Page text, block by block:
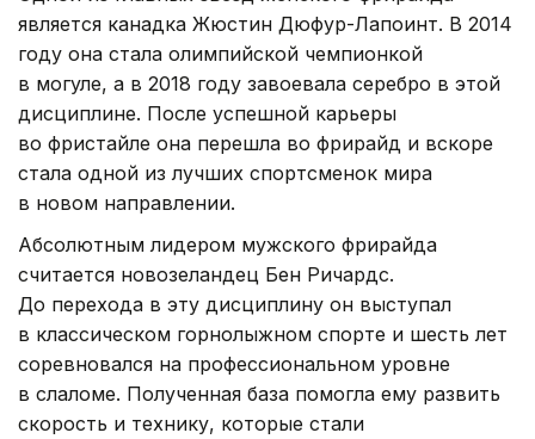
является канадка Жюстин Дюфур-Лапоинт. В 2014
году она стала олимпийской чемпионкой
в могуле, а в 2018 году завоевала серебро в этой
дисциплине. После успешной карьеры
во фристайле она перешла во фрирайд и вскоре
стала одной из лучших спортсменок мира
в новом направлении.
Абсолютным лидером мужского фрирайда
считается новозеландец Бен Ричардс.
До перехода в эту дисциплину он выступал
в классическом горнолыжном спорте и шесть лет
соревновался на профессиональном уровне
в слаломе. Полученная база помогла ему развить
скорость и технику, которые стали